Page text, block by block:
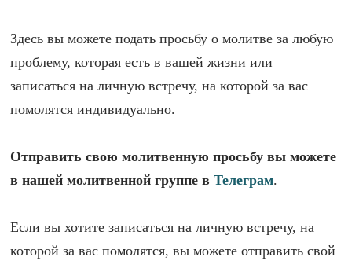
Здесь вы можете подать просьбу о молитве за любую
проблему, которая есть в вашей жизни или
записаться на личную встречу, на которой за вас
помолятся индивидуально.
Отправить свою молитвенную просьбу вы можете
в нашей молитвенной группе в Телеграм.
Если вы хотите записаться на личную встречу, на
которой за вас помолятся, вы можете отправить свой